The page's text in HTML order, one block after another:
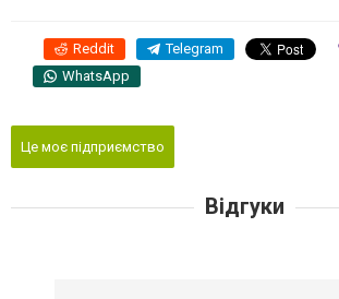
Reddit Telegram
WhatsApp
Це моє підприємство
Відгуки